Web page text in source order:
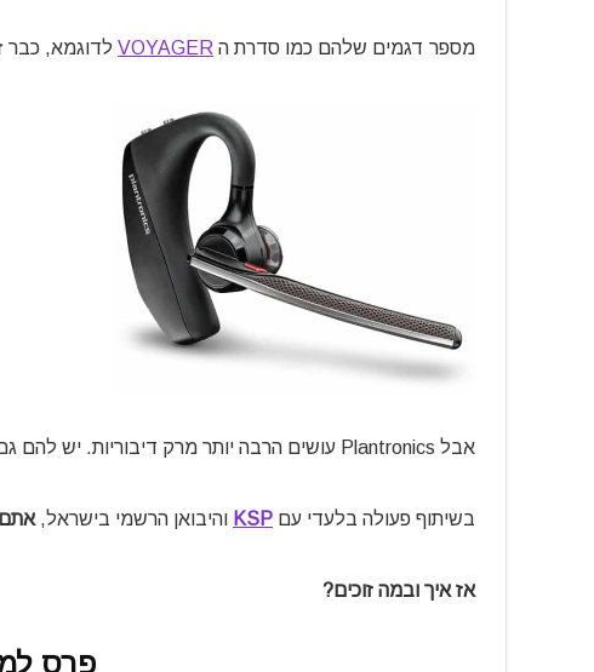
מספר דגמים שלהם כמו סדרת ה VOYAGER לדוגמא, כבר
אבל Plantronics עושים הרבה יותר מרק דיבוריות. יש להם גם שלל דגמי אוזניות בלוטות’ וגיימינג!
בשיתוף פעולה בלעדי עם KSP והיבואן הרשמי בישראל, אתם
אז איך ובמה זוכים?
פרס